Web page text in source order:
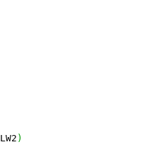
LW2 )